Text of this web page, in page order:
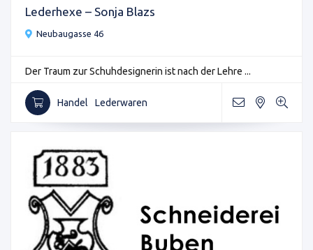
Lederhexe – Sonja Blazs
Neubaugasse 46
Der Traum zur Schuhdesignerin ist nach der Lehre ...
Handel Lederwaren